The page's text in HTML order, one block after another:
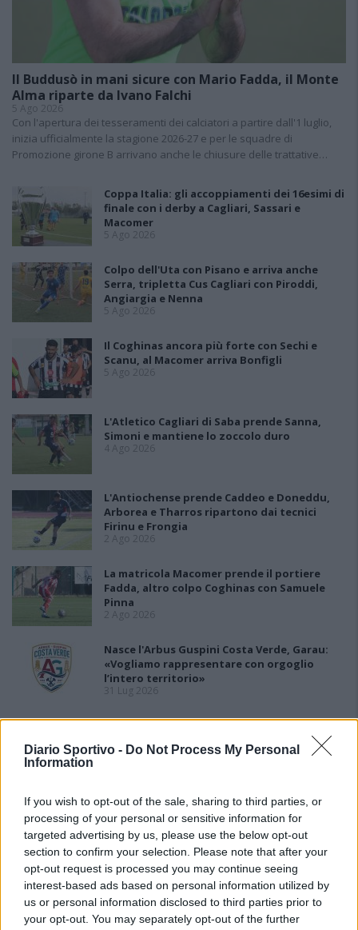
Diario Sportivo - Do Not Process My Personal
Information
If you wish to opt-out of the sale, sharing to third parties, or
processing of your personal or sensitive information for
targeted advertising by us, please use the below opt-out
section to confirm your selection. Please note that after your
opt-out request is processed you may continue seeing
interest-based ads based on personal information utilized by
us or personal information disclosed to third parties prior to
your opt-out. You may separately opt-out of the further
Il Buddusò in mani sicure con Mario Fadda, il Monte
Alma riparte da Ivano Falchi
5 Ago 2026
Con l'apertura dei tesseramenti dei calciatori a partire dall'1 luglio,
inizia ufficialmente la stagione 2026-27 e per le squadre di
Promozione girone B arrivano anche le chiusure delle trattative…
Coppa Italia: gli accoppiamenti dei 16esimi di
finale con i derby a Cagliari, Sassari e
Macomer
5 Ago 2026
Colpo dell'Uta con Pisano e arriva anche
Serra, tripletta Cus Cagliari con Piroddi,
Angiargia e Nenna
5 Ago 2026
Il Coghinas ancora più forte con Sechi e
Scanu, al Macomer arriva Bonfigli
5 Ago 2026
L'Atletico Cagliari di Saba prende Sanna,
Simoni e mantiene lo zoccolo duro
4 Ago 2026
L'Antiochense prende Caddeo e Doneddu,
Arborea e Tharros ripartono dai tecnici
Firinu e Frongia
2 Ago 2026
La matricola Macomer prende il portiere
Fadda, altro colpo Coghinas con Samuele
Pinna
2 Ago 2026
Nasce l'Arbus Guspini Costa Verde, Garau:
«Vogliamo rappresentare con orgoglio
l’intero territorio»
31 Lug 2026
Il Sant'Elena si riprende il difensore Mancusi